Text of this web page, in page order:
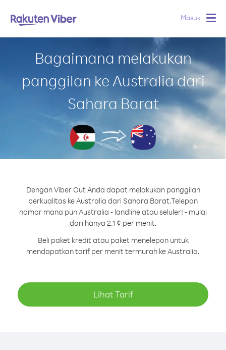
Masuk
Bagaimana melakukan
panggilan ke Australia dari
Sahara Barat
Dengan Viber Out Anda dapat melakukan panggilan
berkualitas ke Australia dari Sahara Barat.Telepon
nomor mana pun Australia - landline atau seluler! - mulai
dari hanya 2.1 ¢ per menit.
Beli paket kredit atau paket menelepon untuk
mendapatkan tarif per menit termurah ke Australia.
Lihat Tarif